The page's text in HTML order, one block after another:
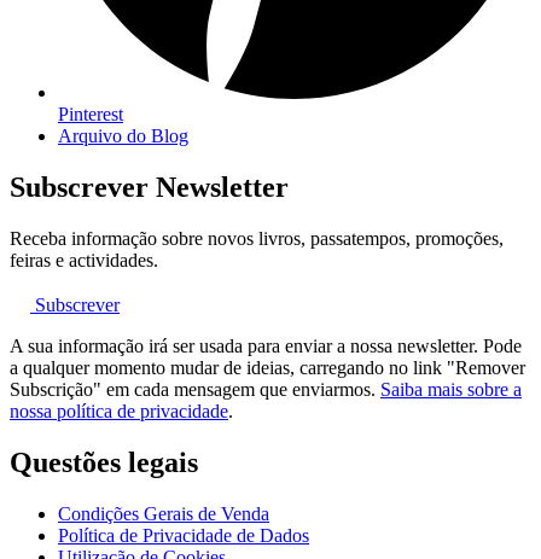
Pinterest
Arquivo do Blog
Subscrever Newsletter
Receba informação sobre novos livros, passatempos, promoções,
feiras e actividades.
Subscrever
A sua informação irá ser usada para enviar a nossa newsletter. Pode
a qualquer momento mudar de ideias, carregando no link "Remover
Subscrição" em cada mensagem que enviarmos. Saiba mais sobre a
nossa política de privacidade.
Questões legais
Condições Gerais de Venda
Política de Privacidade de Dados